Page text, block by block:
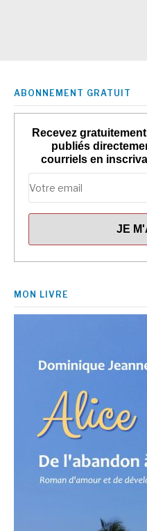
ABONNEMENT GRATUIT
Recevez
publiés
courriels en
MON LIVRE